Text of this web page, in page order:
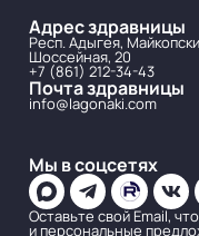
Адрес здравницы
Респ. Адыгея,
Шоссейная, 20
+7 (861) 212-34-43
Почта здравницы
info@lagonaki.com
Мы в соцсетях
Оставьте свой Email,
и персональные